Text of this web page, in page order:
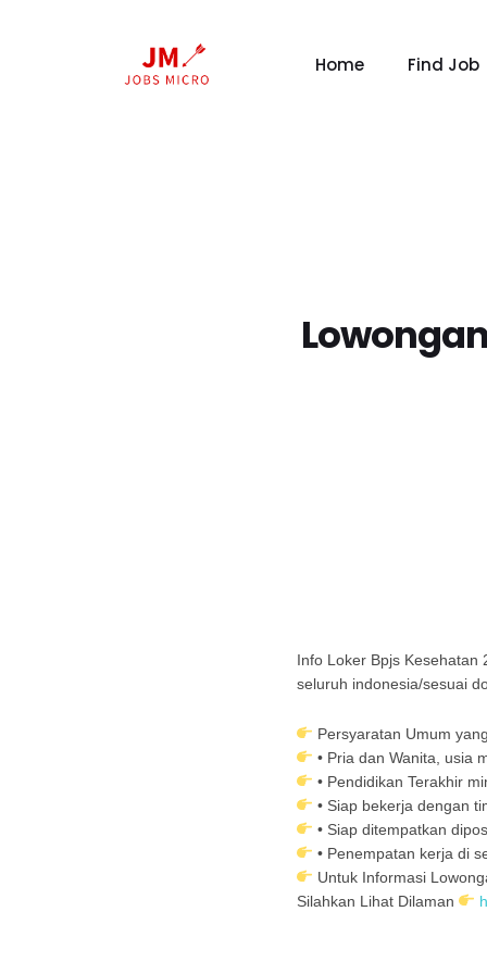
Home Find Job
Info Loker Bpjs Kesehatan
seluruh indonesia/sesuai
Persyaratan Umum
• Pria dan Wanita, usia
• Pendidikan Terakhir
• Siap bekerja dengan
• Siap ditempatkan
• Penempatan kerja di
Untuk Informasi
Silahkan Lihat Dilaman